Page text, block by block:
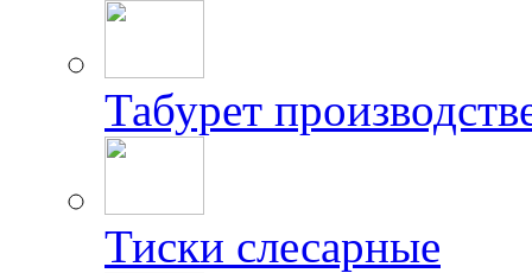
Табурет
Тиски слесарные